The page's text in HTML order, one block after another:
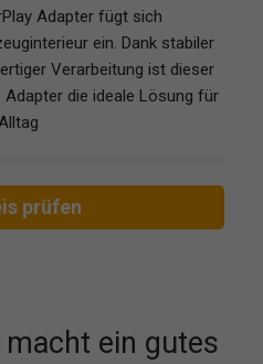
Adapter fügt sich
ein. Dank stabiler
Verarbeitung ist dieser
Adapter die ideale Lösung für
prüfen
ein gutes